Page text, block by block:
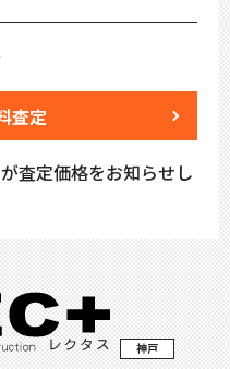
査定
査定価格をお知らせし
神戸